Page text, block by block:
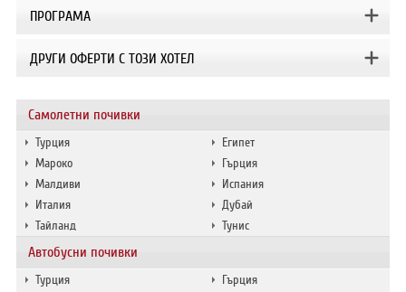
Самолетни почивки
Турция
Египет
Мароко
Гърция
Малдиви
Испания
Италия
Дубай
Тайланд
Тунис
Автобусни почивки
Турция
Гърция
ПРОГРАМА
ДРУГИ ОФЕРТИ С ТОЗИ ХОТЕЛ